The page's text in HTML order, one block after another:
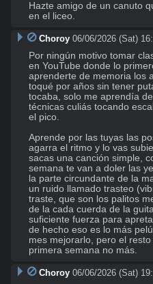
Hazte amigo de un canuto
en el liceo.
Choroy 06/06/2026 (Sat)
Por ningún motivo tomar
en YouTube donde lo
aprenderte de memoria los
toqué por años sin tener
tocaba, solo me aprendía
técnicas culiás tocando
el pico.
Aprende por las tuyas las
agarra el ritmo y lo vas
sacas una canción simple,
semana te van a doler las
la parte circundante de la
un ruido llamado trasteo
traste, que son los palitos
de la cada cuerda de la
suficiente fuerza para
de hecho eso es lo más
mes mejorarlo, pero el
primera semana no más.
Choroy 06/06/2026 (Sat)